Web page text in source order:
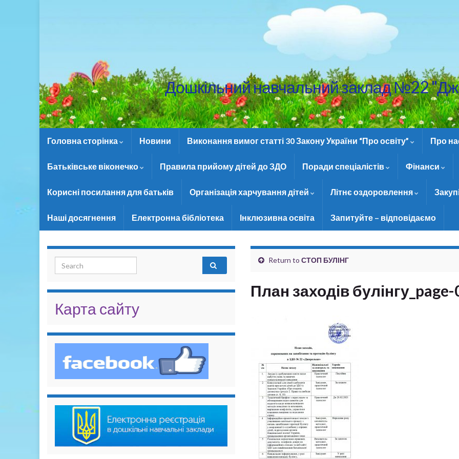
Дошкільний навчальний заклад №22
Головна сторінка Новини Виконання вимог статті 30 Закону України “Про освіту” Про
Батьківське віконечко Правила прийому дітей до ЗДО Поради спеціалістів Фінанси
Корисні посилання для батьків Організація харчування дітей Літнє оздоровлення
Наші досягнення Електронна бібліотека Інклюзивна освіта Запитуйте – відповідаємо
Return to СТОП БУЛІНГ
План заходів
Search for:
Карта сайту